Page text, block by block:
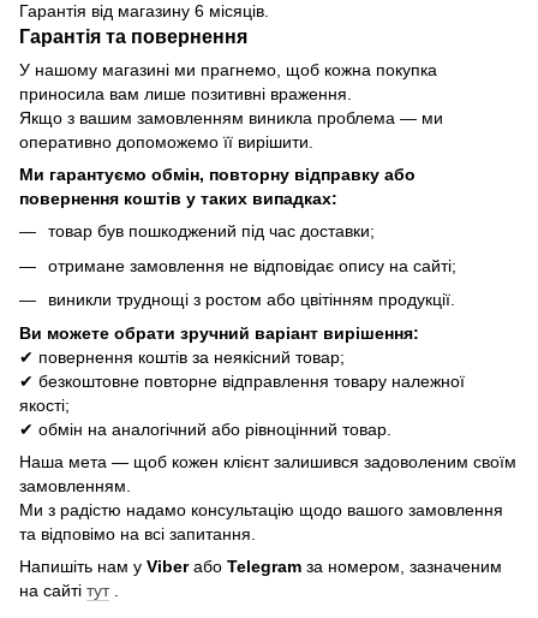
Гарантія від магазину 6 місяців.
Гарантія та повернення
У нашому магазині ми прагнемо, щоб кожна покупка
приносила вам лише позитивні враження.
Якщо з вашим замовленням виникла проблема — ми
оперативно допоможемо її вирішити.
Ми гарантуємо обмін, повторну відправку або
повернення коштів у таких випадках:
товар був пошкоджений під час доставки;
отримане замовлення не відповідає опису на сайті;
виникли труднощі з ростом або цвітінням продукції.
Ви можете обрати зручний варіант вирішення:
✔ повернення коштів за неякісний товар;
✔ безкоштовне повторне відправлення товару належної
якості;
✔ обмін на аналогічний або рівноцінний товар.
Наша мета — щоб кожен клієнт залишився задоволеним своїм
замовленням.
Ми з радістю надамо консультацію щодо вашого замовлення
та відповімо на всі запитання.
Напишіть нам у Viberабо Telegram за номером, зазначеним
на сайті тут.